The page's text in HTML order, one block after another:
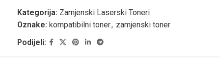
Kategorija: Zamjenski Laserski Toneri
Oznake: kompatibilni toner, zamjenski toner
Podijeli: